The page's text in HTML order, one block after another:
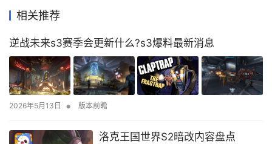
相关推荐
逆战未来s3赛季会更新什么?s3爆料最新消息
2026年5月13日 • 版本前瞻
洛克王国世界S2暗改内容盘点